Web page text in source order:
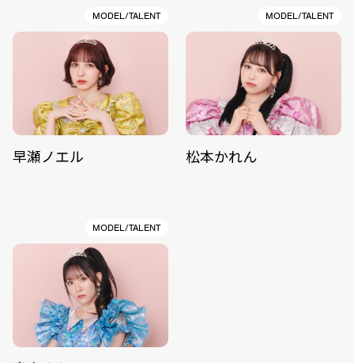
MODEL/TALENT
早瀬ノエル
MODEL/TALENT
松本かれん
MODEL/TALENT